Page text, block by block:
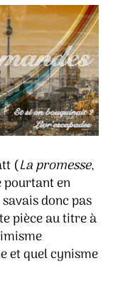
(La promesse,
pourtant en
donc pas
pièce au titre à
et quel cynisme